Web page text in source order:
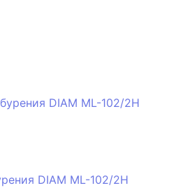
DIAM ML-102/2H